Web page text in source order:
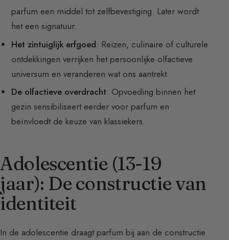
parfum een middel tot zelfbevestiging. Later wordt
het een signatuur.
Het zintuiglijk erfgoed: Reizen, culinaire of culturele
ontdekkingen verrijken het persoonlijke olfactieve
universum en veranderen wat ons aantrekt.
De olfactieve overdracht: Opvoeding binnen het
gezin sensibiliseert eerder voor parfum en
beïnvloedt de keuze van klassiekers.
Adolescentie (13-19
jaar): De constructie van
identiteit
In de adolescentie draagt parfum bij aan de constructie